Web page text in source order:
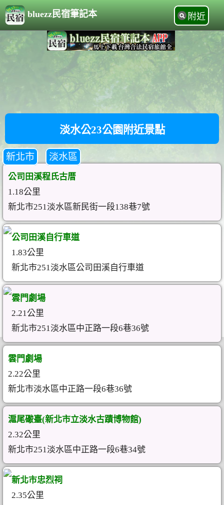
bluezz民宿筆記本 附近
淡水公23公園附近景點
新北市 淡水區
公司田溪程氏古厝
1.18公里
新北市251淡水區新民街一段138巷7號
公司田溪自行車道
1.83公里
新北市251淡水區公司田溪自行車道
雲門劇場
2.21公里
新北市251淡水區中正路一段6巷36號
雲門劇場
2.22公里
新北市淡水區中正路一段6巷36號
滬尾礮臺(新北市立淡水古蹟博物館)
2.32公里
新北市251淡水區中正路一段6巷34號
新北市忠烈祠
2.35公里